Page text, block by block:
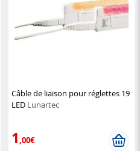
Câble de liaison pour réglettes 19
LED Lunartec
1,00€